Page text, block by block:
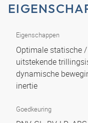
Eigenschappen
Optimale statische
uitstekende
dynamische
inertie
Goedkeuring